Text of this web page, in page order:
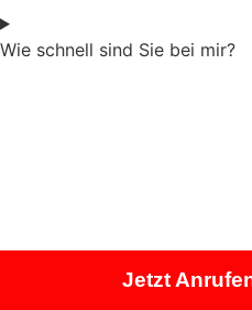
Wie schnell sind Sie bei mir?
Jetzt